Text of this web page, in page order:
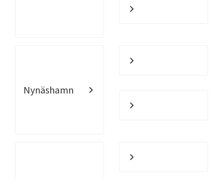
Nynäshamn